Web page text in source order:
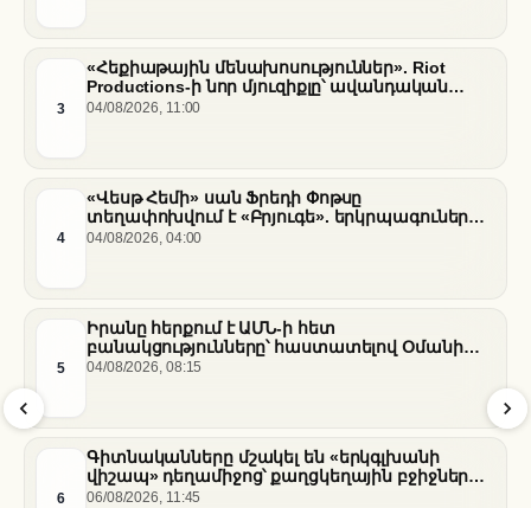
3
«Հեքիաթային մենախոսություններ». Riot
Productions-ի նոր մյուզիքլը՝ ավանդական
պատմությունների նոր վերաիմաստավորում
04/08/2026, 11:00
4
«Վեսթ Հեմի» սան Ֆրեդի Փոթսը
տեղափոխվում է «Բրյուգե». երկրպագուների
դժգոհությունը և ակումբի ռազմավարությունը
04/08/2026, 04:00
5
Իրանը հերքում է ԱՄՆ-ի հետ
բանակցությունները՝ հաստատելով Օմանի
միջնորդությամբ քննարկումները Հորմուզի
04/08/2026, 08:15
6
Գիտնականները մշակել են «երկգլխանի
վիշապ» դեղամիջոց՝ քաղցկեղային բջիջները
սովամահ անելու համար
06/08/2026, 11:45